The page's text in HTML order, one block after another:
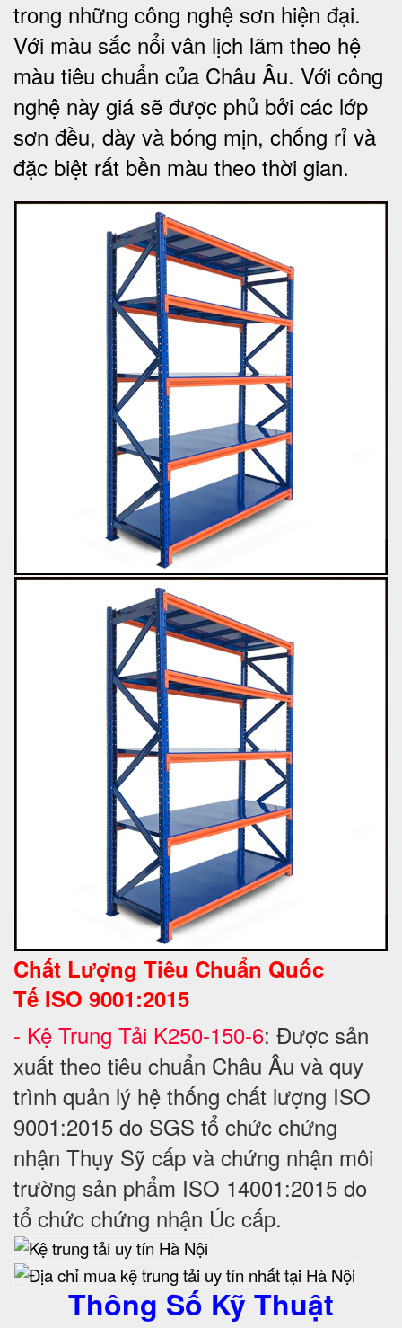
trong những công nghệ sơn hiện đại.
Với màu sắc nổi vân lịch lãm theo hệ
màu tiêu chuẩn của Châu Âu. Với công
nghệ này giá sẽ được phủ bởi các lớp
sơn đều, dày và bóng mịn, chống rỉ và
đặc biệt rất bền màu theo thời gian.
Chất Lượng Tiêu Chuẩn Quốc
Tế ISO 9001:2015
- Kệ Trung Tải K250-150-6: Được sản
xuất theo tiêu chuẩn Châu Âu và quy
trình quản lý hệ thống chất lượng ISO
9001:2015 do SGS tổ chức chứng
nhận Thụy Sỹ cấp và chứng nhận môi
trường sản phẩm ISO 14001:2015 do
tổ chức chứng nhận Úc cấp.
Thông Số Kỹ Thuật